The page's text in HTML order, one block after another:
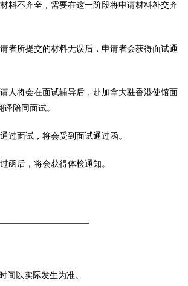
料不齐全，需要在这一阶段将申请材料补交齐
者所提交的材料无误后，申请者会获得面试通
人将会在面试辅导后，赴加拿大驻香港使馆面
陪同面试。
过面试，将会受到面试通过函。
函后，将会获得体检通知。
间以实际发生为准。